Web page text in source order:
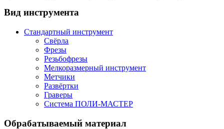
Вид инструмента
Стандартный инструмент
Свёрла
Фрезы
Резьбофрезы
Мелкоразмерный инструмент
Метчики
Развёртки
Граверы
Система ПОЛИ-МАСТЕР
Обрабатываемый материал